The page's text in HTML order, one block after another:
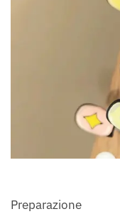
Preparazione